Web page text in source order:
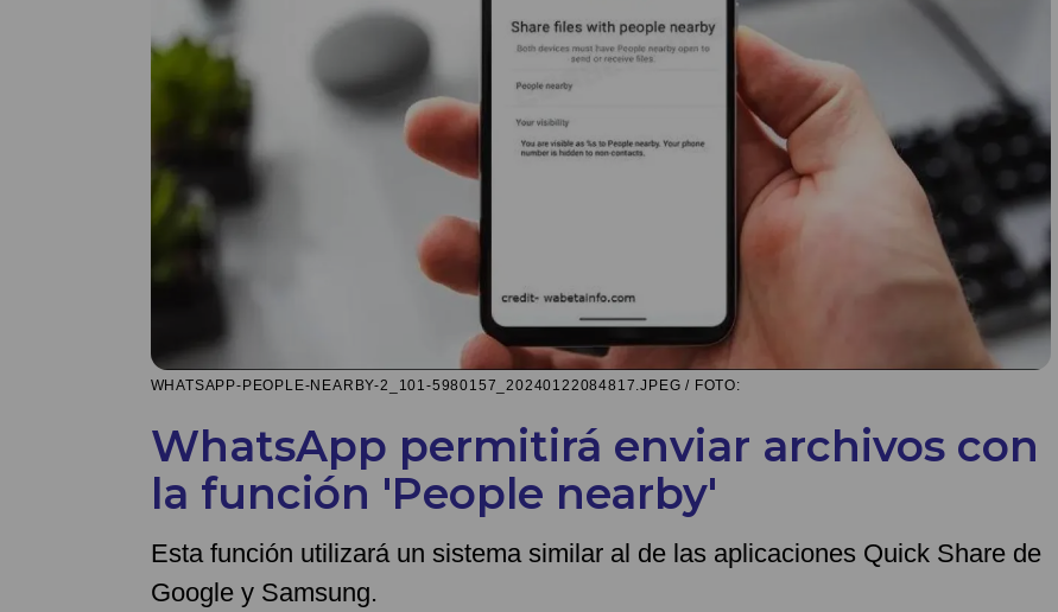
WHATSAPP-PEOPLE-NEARBY-2_101-5980157_20240122084817.JPEG / FOTO:
WhatsApp permitirá enviar archivos con
la función 'People nearby'
Esta función utilizará un sistema similar al de las aplicaciones Quick Share de
Google y Samsung.